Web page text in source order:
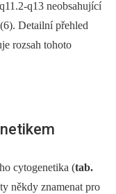
q13 neobsahující
Detailní přehled
rozsah tohoto
cytogenetika (tab.
někdy znamenat pro